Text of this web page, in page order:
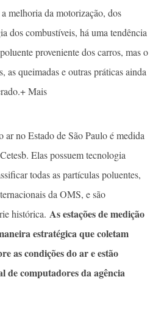
melhoria da motorização, dos
dos combustíveis, há uma tendência
proveniente dos carros, mas o
as queimadas e outras práticas ainda
Mais
ar no Estado de São Paulo é medida
Elas possuem tecnologia
todas as partículas poluentes,
da OMS, e são
histórica. As estações de medição
estratégica que coletam
as condições do ar e estão
de computadores da agência